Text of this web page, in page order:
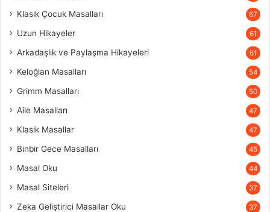
Klasik Çocuk Masalları 67
Uzun Hikayeler 61
Arkadaşlık ve Paylaşma Hikayeleri 61
Keloğlan Masalları 54
Grimm Masalları 50
Aile Masalları 47
Klasik Masallar 47
Binbir Gece Masalları 45
Masal Oku 44
Masal Siteleri 37
Zeka Geliştirici Masallar Oku 37